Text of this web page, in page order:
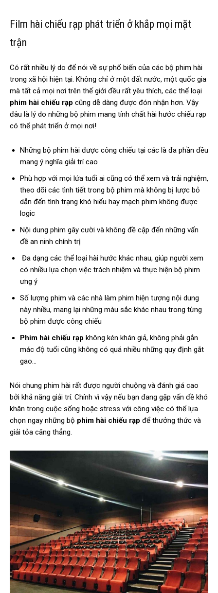
Film hài chiếu rạp phát triển ở khắp mọi mặt
trận
Có rất nhiều lý do để nói về sự phổ biến của các bộ phim hài
trong xã hội hiện tại. Không chỉ ở một đất nước, một quốc gia
mà tất cả mọi nơi trên thế giới đều rất yêu thích, các thể loại
phim hài chiếu rạp cũng dễ dàng được đón nhận hơn. Vậy
đâu là lý do những bộ phim mang tính chất hài hước chiếu rạp
có thể phát triển ở mọi nơi!
Những bộ phim hài được công chiếu tại các là đa phần đều
mang ý nghĩa giải trí cao
Phù hợp với mọi lứa tuổi ai cũng có thể xem và trải nghiệm,
theo dõi các tình tiết trong bộ phim mà không bị lược bỏ
dẫn đến tình trạng khó hiểu hay mạch phim không được
logic
Nội dung phim gây cười và không đề cập đến những vấn
đề an ninh chính trị
Đa dạng các thể loại hài hước khác nhau, giúp người xem
có nhiều lựa chọn việc trách nhiệm và thực hiện bộ phim
ưng ý
Số lượng phim và các nhà làm phim hiện tượng nội dung
này nhiều, mang lại những màu sắc khác nhau trong từng
bộ phim được công chiếu
Phim hài chiếu rạp không kén khán giả, không phải gắn
mác độ tuổi cũng không có quá nhiều những quy định gắt
gao…
Nói chung phim hài rất được người chuộng và đánh giá cao
bởi khả năng giải trí. Chính vì vậy nếu bạn đang gặp vấn đề khó
khăn trong cuộc sống hoặc stress với công việc có thể lựa
chọn ngay những bộ phim hài chiếu rạp để thưởng thức và
giải tỏa căng thẳng.